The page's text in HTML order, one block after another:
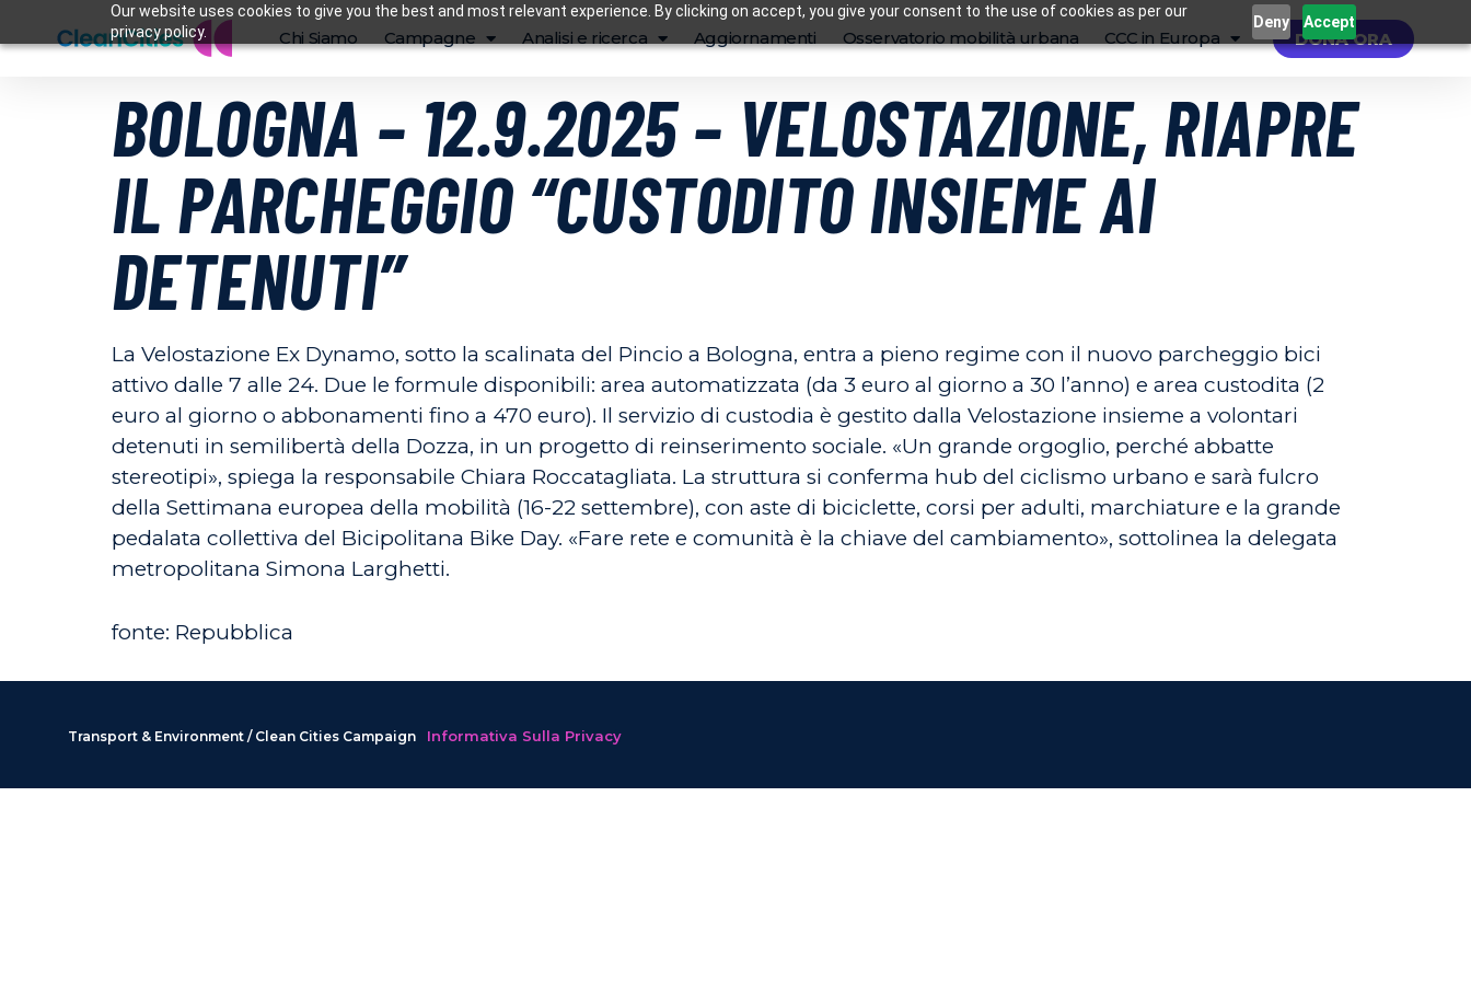
Our website uses cookies to give you the best and most relevant experience. By clicking on accept, you give your consent to the use of cookies as per our
privacy policy.
Deny Accept
Chi Siamo Campagne Analisi e ricerca Aggiornamenti Osservatorio mobilità urbana CCC in Europa DONA ORA
BOLOGNA – 12.9.2025 – VELOSTAZIONE, RIAPRE
IL PARCHEGGIO “CUSTODITO INSIEME AI
DETENUTI”
La Velostazione Ex Dynamo, sotto la scalinata del Pincio a Bologna, entra a pieno regime con il nuovo parcheggio bici
attivo dalle 7 alle 24. Due le formule disponibili: area automatizzata (da 3 euro al giorno a 30 l’anno) e area custodita (2
euro al giorno o abbonamenti fino a 470 euro). Il servizio di custodia è gestito dalla Velostazione insieme a volontari
detenuti in semilibertà della Dozza, in un progetto di reinserimento sociale. «Un grande orgoglio, perché abbatte
stereotipi», spiega la responsabile Chiara Roccatagliata. La struttura si conferma hub del ciclismo urbano e sarà fulcro
della Settimana europea della mobilità (16-22 settembre), con aste di biciclette, corsi per adulti, marchiature e la grande
pedalata collettiva del Bicipolitana Bike Day. «Fare rete e comunità è la chiave del cambiamento», sottolinea la delegata
metropolitana Simona Larghetti.
fonte: Repubblica
Transport & Environment / Clean Cities Campaign Informativa Sulla Privacy